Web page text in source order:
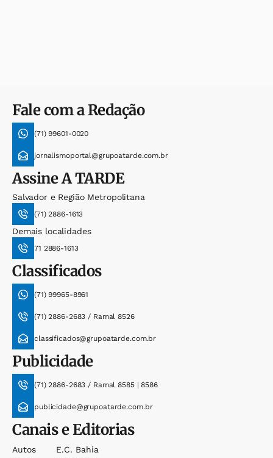
Fale com a Redação
(71) 99601-0020
jornalismoportal@grupoatarde.com.br
AssineA TARDE
Salvador e Região Metropolitana
(71) 2886-1613
Demais localidades
71 2886-1613
Classificados
(71) 99965-8961
(71) 2886-2683 / Ramal 8526
classificados@grupoatarde.com.br
Publicidade
(71) 2886-2683 / Ramal 8585 | 8586
publicidade@grupoatarde.com.br
Canais e Editorias
Autos
E.c. Bahia